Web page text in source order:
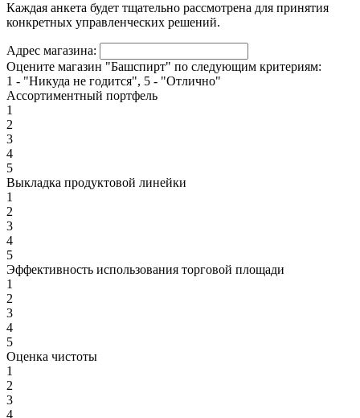
Каждая анкета будет тщательно рассмотрена для принятия
конкретных управленческих решений.
Адрес магазина:
Оцените магазин "Башспирт" по следующим критериям:
1 - "Никуда не годится", 5 - "Отлично"
Ассортиментный портфель
1
2
3
4
5
Выкладка продуктовой линейки
1
2
3
4
5
Эффективность использования торговой площади
1
2
3
4
5
Оценка чистоты
1
2
3
4